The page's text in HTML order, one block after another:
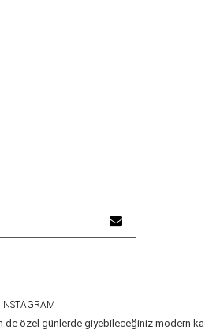
INSTAGRAM
özel günlerde giyebileceğiniz modern